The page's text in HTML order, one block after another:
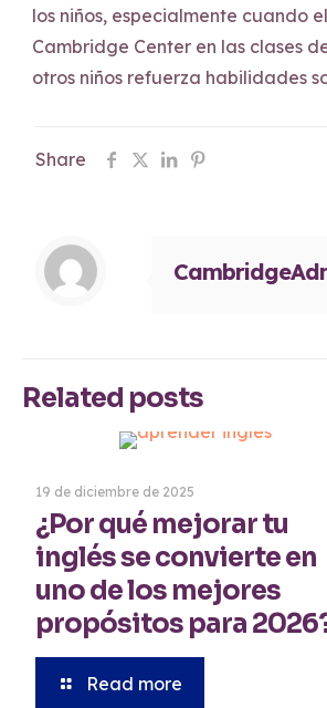
los niños, especialmente cuando
Cambridge Center en las clases
otros niños refuerza habilidades
Share
Related posts
19 de diciembre de 2025
¿Por qué mejorar tu
inglés se convierte en
uno de los mejores
propósitos para
Read more